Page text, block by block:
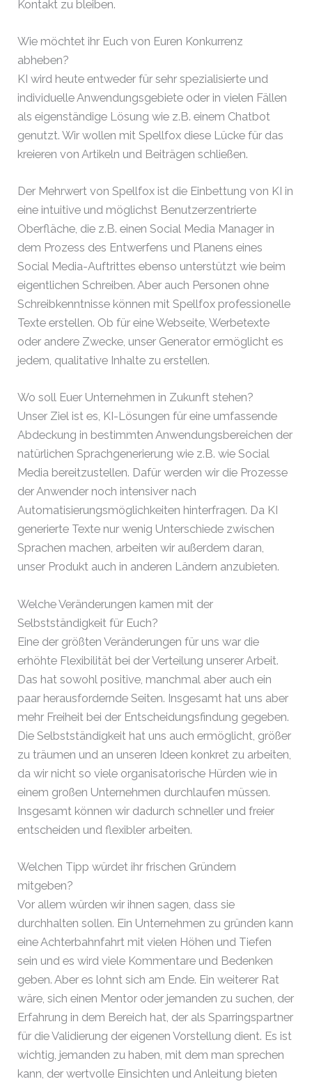
Kontakt zu bleiben.
Wie möchtet ihr Euch von Euren Konkurrenz
abheben?
KI wird heute entweder für sehr spezialisierte und
individuelle Anwendungsgebiete oder in vielen Fällen
als eigenständige Lösung wie z.B. einem Chatbot
genutzt. Wir wollen mit Spellfox diese Lücke für das
kreieren von Artikeln und Beiträgen schließen.
Der Mehrwert von Spellfox ist die Einbettung von KI in
eine intuitive und möglichst Benutzerzentrierte
Oberfläche, die z.B. einen Social Media Manager in
dem Prozess des Entwerfens und Planens eines
Social Media-Auftrittes ebenso unterstützt wie beim
eigentlichen Schreiben. Aber auch Personen ohne
Schreibkenntnisse können mit Spellfox professionelle
Texte erstellen. Ob für eine Webseite, Werbetexte
oder andere Zwecke, unser Generator ermöglicht es
jedem, qualitative Inhalte zu erstellen.
Wo soll Euer Unternehmen in Zukunft stehen?
Unser Ziel ist es, KI-Lösungen für eine umfassende
Abdeckung in bestimmten Anwendungsbereichen der
natürlichen Sprachgenerierung wie z.B. wie Social
Media bereitzustellen. Dafür werden wir die Prozesse
der Anwender noch intensiver nach
Automatisierungsmöglichkeiten hinterfragen. Da KI
generierte Texte nur wenig Unterschiede zwischen
Sprachen machen, arbeiten wir außerdem daran,
unser Produkt auch in anderen Ländern anzubieten.
Welche Veränderungen kamen mit der
Selbstständigkeit für Euch?
Eine der größten Veränderungen für uns war die
erhöhte Flexibilität bei der Verteilung unserer Arbeit.
Das hat sowohl positive, manchmal aber auch ein
paar herausfordernde Seiten. Insgesamt hat uns aber
mehr Freiheit bei der Entscheidungsfindung gegeben.
Die Selbstständigkeit hat uns auch ermöglicht, größer
zu träumen und an unseren Ideen konkret zu arbeiten,
da wir nicht so viele organisatorische Hürden wie in
einem großen Unternehmen durchlaufen müssen.
Insgesamt können wir dadurch schneller und freier
entscheiden und flexibler arbeiten.
Welchen Tipp würdet ihr frischen Gründern
mitgeben?
Vor allem würden wir ihnen sagen, dass sie
durchhalten sollen. Ein Unternehmen zu gründen kann
eine Achterbahnfahrt mit vielen Höhen und Tiefen
sein und es wird viele Kommentare und Bedenken
geben. Aber es lohnt sich am Ende. Ein weiterer Rat
wäre, sich einen Mentor oder jemanden zu suchen, der
Erfahrung in dem Bereich hat, der als Sparringspartner
für die Validierung der eigenen Vorstellung dient. Es ist
wichtig, jemanden zu haben, mit dem man sprechen
kann, der wertvolle Einsichten und Anleitung bieten